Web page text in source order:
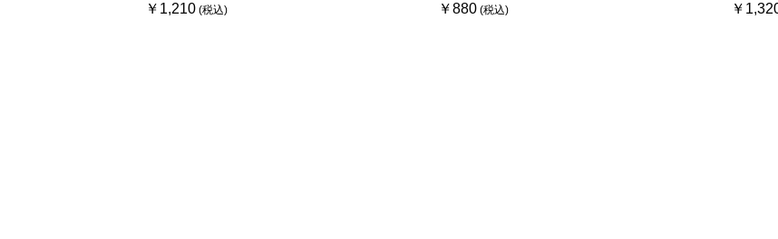
￥1,210 ￥880 ￥